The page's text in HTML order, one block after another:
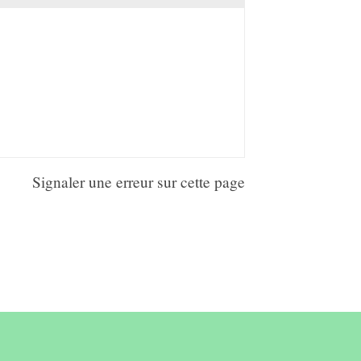
Signaler une erreur sur cette page